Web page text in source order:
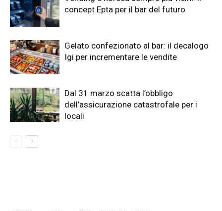
concept Epta per il bar del futuro
Gelato confezionato al bar: il decalogo
Igi per incrementare le vendite
Dal 31 marzo scatta l’obbligo
dell’assicurazione catastrofale per i
locali